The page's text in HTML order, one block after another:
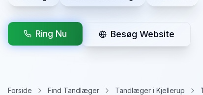
Ring Nu Besøg Website
Forside Find Tandlæger Tandlæger i Kjellerup